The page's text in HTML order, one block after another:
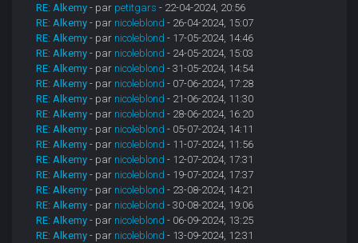
RE: Alkemy - par petitgars - 22-04-2024, 20:56
RE: Alkemy - par nicoleblond - 26-04-2024, 15:07
RE: Alkemy - par nicoleblond - 17-05-2024, 14:46
RE: Alkemy - par nicoleblond - 24-05-2024, 15:03
RE: Alkemy - par nicoleblond - 31-05-2024, 14:54
RE: Alkemy - par nicoleblond - 07-06-2024, 17:28
RE: Alkemy - par nicoleblond - 21-06-2024, 11:30
RE: Alkemy - par nicoleblond - 28-06-2024, 16:20
RE: Alkemy - par nicoleblond - 05-07-2024, 14:11
RE: Alkemy - par nicoleblond - 11-07-2024, 11:56
RE: Alkemy - par nicoleblond - 12-07-2024, 17:31
RE: Alkemy - par nicoleblond - 19-07-2024, 17:37
RE: Alkemy - par nicoleblond - 23-08-2024, 14:21
RE: Alkemy - par nicoleblond - 30-08-2024, 19:06
RE: Alkemy - par nicoleblond - 06-09-2024, 13:25
RE: Alkemy - par nicoleblond - 13-09-2024, 12:31